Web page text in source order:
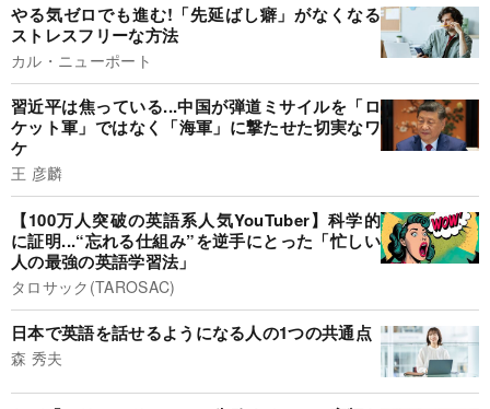
やる気ゼロでも進む!「先延ばし癖」がなくなる
ストレスフリーな方法
カル・ニューポート
習近平は焦っている...中国が弾道ミサイルを「ロ
ケット軍」ではなく「海軍」に撃たせた切実なワ
ケ
王 彦麟
【100万人突破の英語系人気YouTuber】科学的
に証明...“忘れる仕組み”を逆手にとった「忙しい
人の最強の英語学習法」
タロサック(TAROSAC)
日本で英語を話せるようになる人の1つの共通点
森 秀夫